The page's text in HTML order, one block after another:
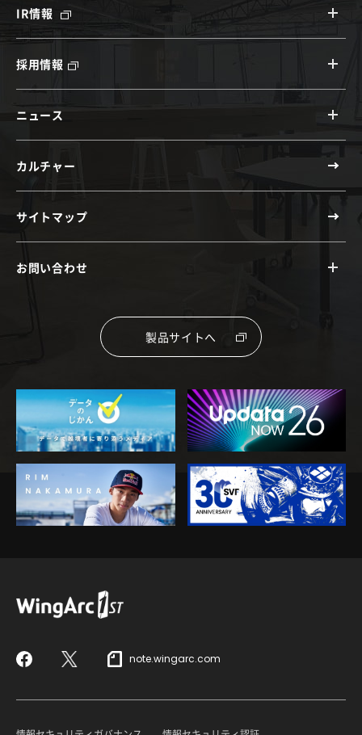
IR情報
採用情報
ニュース
カルチャー
サイトマップ
お問い合わせ
製品サイトへ
FacebookX note.wingarc.com